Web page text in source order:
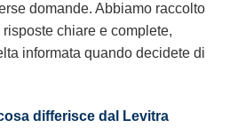
domande. Abbiamo raccolto
chiare e complete,
informata quando decidete di
differisce dal Levitra